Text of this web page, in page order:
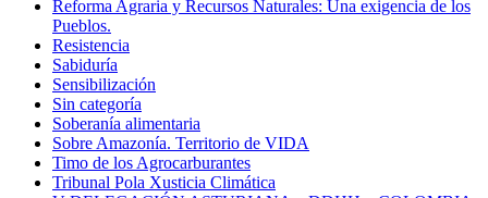
Reforma Agraria y Recursos Naturales: Una exigencia de los
Pueblos.
Resistencia
Sabiduría
Sensibilización
Sin categoría
Soberanía alimentaria
Sobre Amazonía. Territorio de VIDA
Timo de los Agrocarburantes
Tribunal Pola Xusticia Climática